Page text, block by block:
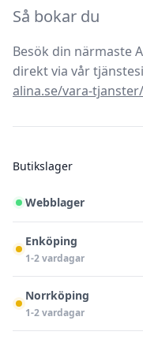
Så bokar du
Besök din närmaste
direkt via vår
alina.se/vara-
Butikslager
Webblager
Enköping
1-2 vardagar
Norrköping
1-2 vardagar